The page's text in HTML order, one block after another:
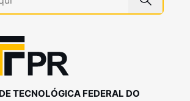
TECNOLÓGICA FEDERAL DO